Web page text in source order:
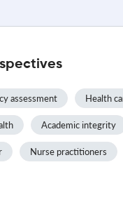
assessment Health
Academic integrity
Nurse practitioners